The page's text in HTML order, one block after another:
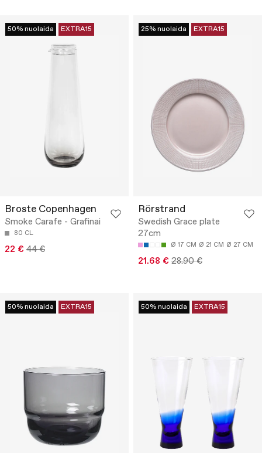
50% nuolaida EXTRA15
Broste Copenhagen
Smoke Carafe - Grafinai
80 CL
22 € 44 €
25% nuolaida EXTRA15
Rörstrand
Swedish Grace plate
27cm
Ø 17 CM Ø 21 CM Ø 27 CM
21.68 € 28.90 €
50% nuolaida EXTRA15 50% nuolaida EXTRA15